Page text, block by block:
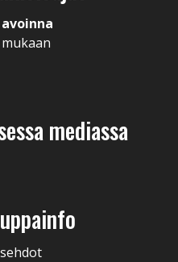
mediassa